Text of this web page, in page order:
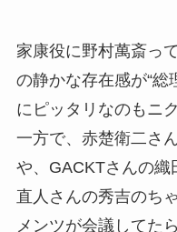
家康役に野村萬斎っ
の静かな存在感が“総
にピッタリなのもニク
一方で、赤楚衛二さ
や、GACKTさんの織
直人さんの秀吉のち
メンツが会議してた